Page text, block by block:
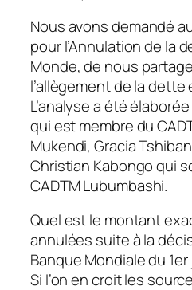
Nous avons demandé
pour l’Annulation de la
Monde, de nous
l’allègement de la dette
L’analyse a été
qui est membre du
Mukendi, Gracia
Christian Kabongo qui
CADTM Lubumbashi.
Quel est le montant
annulées suite à la
Banque Mondiale du 1er
Si l’on en croit les